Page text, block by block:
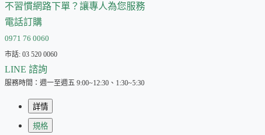
不習慣網路下單？讓專人為您服務
電話訂購
0971 76 0060
市話: 03 520 0060
LINE 諮詢
服務時間：週一至週五 9:00~12:30、1:30~5:30
詳情
規格